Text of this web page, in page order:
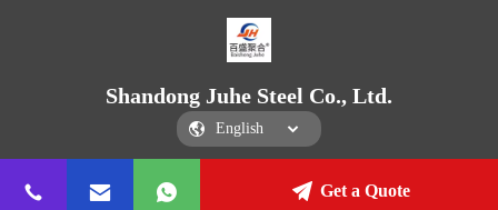
Shandong Juhe Steel Co., Ltd.
Shandong Juhe Steel Co., Ltd.Get a Quote